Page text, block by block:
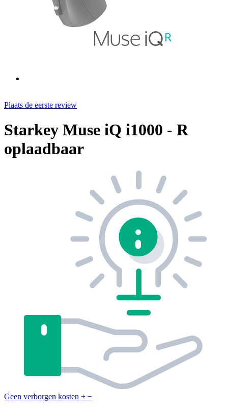
Plaats de eerste review
Starkey Muse iQ i1000 - R
oplaadbaar
Geen verborgen kosten + −